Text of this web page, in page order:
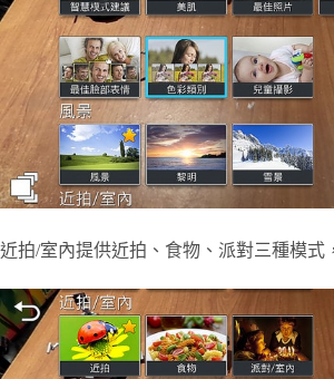
近拍/室內提供近拍、食物、派對三種模式